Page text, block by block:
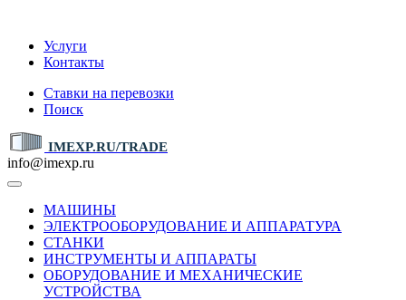
Услуги
Контакты
Ставки на перевозки
Поиск
IMEXP.RU/TRADE
info@imexp.ru
МАШИНЫ
ЭЛЕКТРООБОРУДОВАНИЕ И АППАРАТУРА
СТАНКИ
ИНСТРУМЕНТЫ И АППАРАТЫ
ОБОРУДОВАНИЕ И МЕХАНИЧЕСКИЕ
УСТРОЙСТВА